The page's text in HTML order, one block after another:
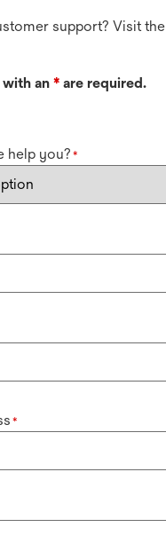
support? Visit the
with an * are required.
help you? *
*